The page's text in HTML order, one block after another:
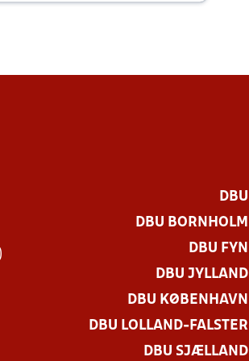
DBU
DBU BORNHOLM
DBU FYN
DBU JYLLAND
DBU KØBENHAVN
DBU LOLLAND-FALSTER
DBU SJÆLLAND